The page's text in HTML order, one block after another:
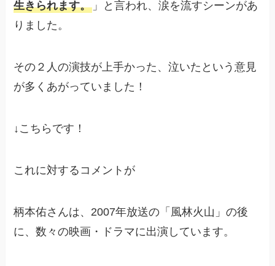
生きられます。 」と言われ、涙を流すシーンがあ
りました。
その２人の演技が上手かった、泣いたという意見
が多くあがっていました！
↓こちらです！
これに対するコメントが
柄本佑さんは、2007年放送の「風林火山」の後
に、数々の映画・ドラマに出演しています。